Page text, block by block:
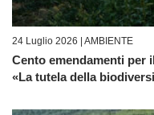
24 Luglio 2026 | AMBIENTE
Cento emendamenti per
«La tutela della